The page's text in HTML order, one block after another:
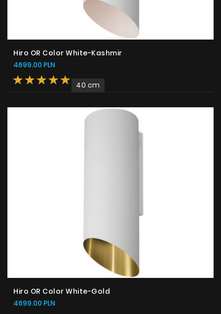
Hiro OR Color White-Kashmir
4699.00 PLN
40 cm
Hiro OR Color White-Gold
4699.00 PLN